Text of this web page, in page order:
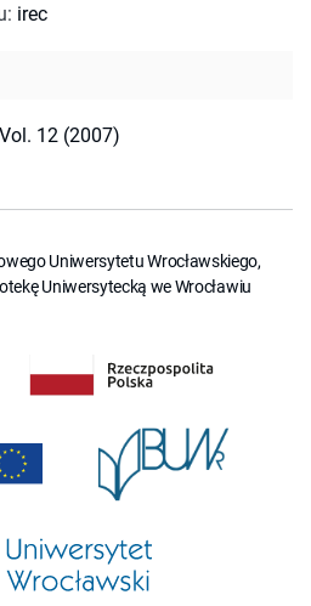
: irec
Vol. 12 (2007)
Uniwersytetu Wrocławskiego,
Uniwersytecką we Wrocławiu